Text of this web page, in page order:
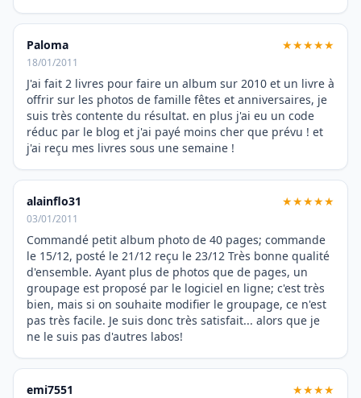
Paloma ★★★★★
18/01/2011
J'ai fait 2 livres pour faire un album sur 2010 et un livre à
offrir sur les photos de famille fêtes et anniversaires, je
suis très contente du résultat. en plus j'ai eu un code
réduc par le blog et j'ai payé moins cher que prévu ! et
j'ai reçu mes livres sous une semaine !
alainflo31 ★★★★★
03/01/2011
Commandé petit album photo de 40 pages; commande
le 15/12, posté le 21/12 reçu le 23/12 Très bonne qualité
d'ensemble. Ayant plus de photos que de pages, un
groupage est proposé par le logiciel en ligne; c'est très
bien, mais si on souhaite modifier le groupage, ce n'est
pas très facile. Je suis donc très satisfait... alors que je
ne le suis pas d'autres labos!
emi7551 ★★★★